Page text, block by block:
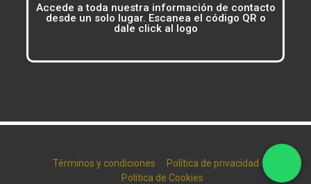
Accede a toda nuestra información de contacto
desde un solo lugar. Escanea el código QR o
dale click al logo
Términos y condiciones
Política de privacidad
Politica de Cookies